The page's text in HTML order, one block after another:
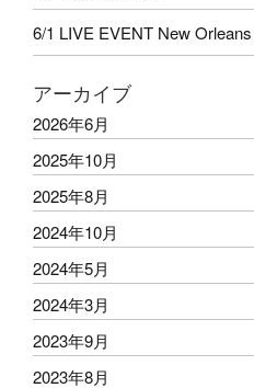
6/1 LIVE EVENT New
アーカイブ
2026年6月
2025年10月
2025年8月
2024年10月
2024年5月
2024年3月
2023年9月
2023年8月